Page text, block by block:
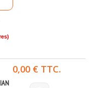
0,00 € TTC.